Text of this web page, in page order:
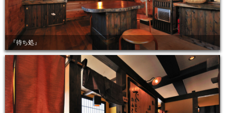
『待ち処』